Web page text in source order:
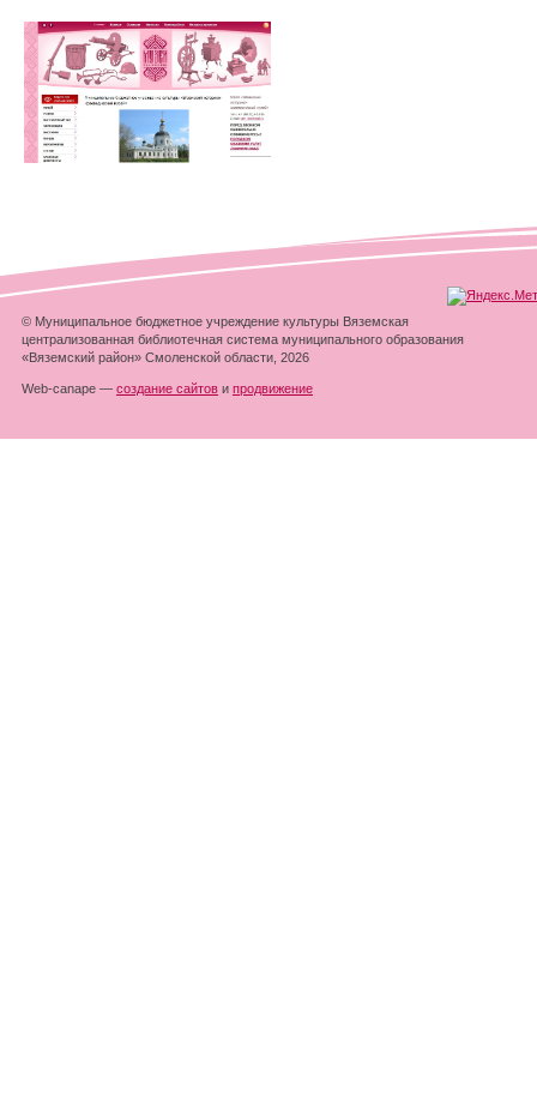
© Муниципальное бюджетное учреждение культуры Вяземская
централизованная библиотечная система муниципального образования
«Вяземский район» Смоленской области, 2026
Web-canape — создание сайтов и продвижение